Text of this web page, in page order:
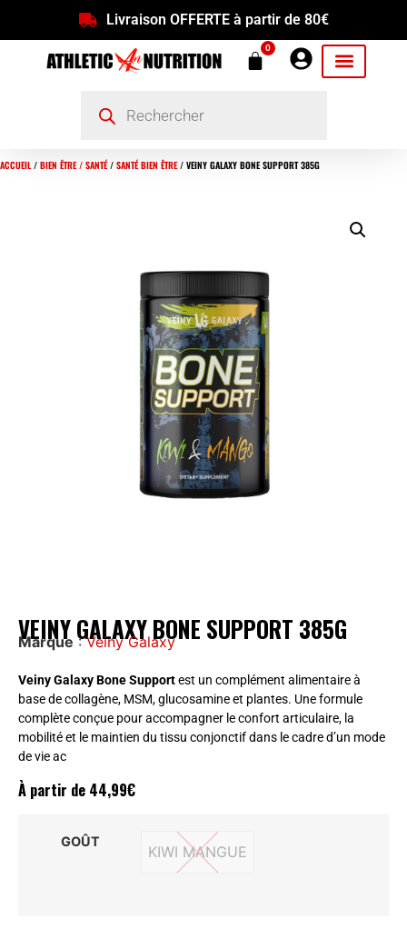
Livraison OFFERTE à partir de 80€
0
ACCUEIL/ BIEN ÊTRE / SANTÉ/ SANTÉ BIEN ÊTRE/ VEINY GALAXY BONE SUPPORT 385G
VEINY GALAXY BONE SUPPORT 385G
Marque :Veiny Galaxy
Veiny Galaxy Bone Supportest un complément alimentaire à
base de collagène, MSM, glucosamine et plantes. Une formule
complète conçue pour accompagner le confort articulaire, la
mobilité et le maintien du tissu conjonctif dans le cadre d’un mode
de vie ac
À partir de 44,99€
GOÛT
KIWI MANGUE
KIWI MANGUE